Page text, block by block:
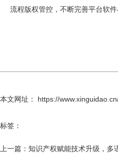
流程版权管控，不断完善平台软
本文网址： https://
标签：
上一篇： 知识产权赋能技术升级，多